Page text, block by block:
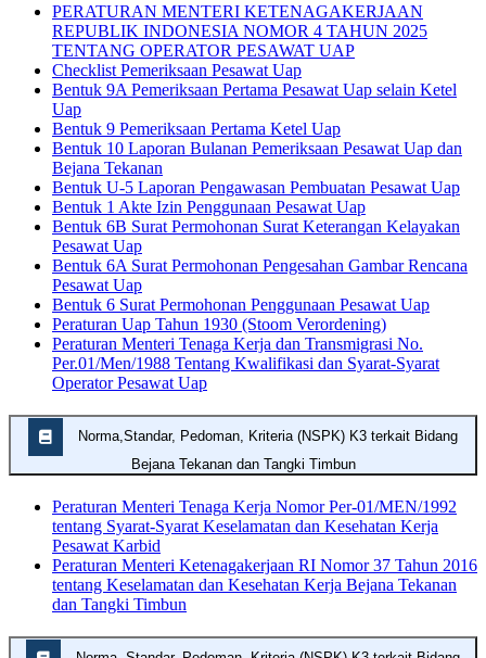
PERATURAN MENTERI KETENAGAKERJAAN
REPUBLIK INDONESIA NOMOR 4 TAHUN 2025
TENTANG OPERATOR PESAWAT UAP
Checklist Pemeriksaan Pesawat Uap
Bentuk 9A Pemeriksaan Pertama Pesawat Uap selain Ketel
Uap
Bentuk 9 Pemeriksaan Pertama Ketel Uap
Bentuk 10 Laporan Bulanan Pemeriksaan Pesawat Uap dan
Bejana Tekanan
Bentuk U-5 Laporan Pengawasan Pembuatan Pesawat Uap
Bentuk 1 Akte Izin Penggunaan Pesawat Uap
Bentuk 6B Surat Permohonan Surat Keterangan Kelayakan
Pesawat Uap
Bentuk 6A Surat Permohonan Pengesahan Gambar Rencana
Pesawat Uap
Bentuk 6 Surat Permohonan Penggunaan Pesawat Uap
Peraturan Uap Tahun 1930 (Stoom Verordening)
Peraturan Menteri Tenaga Kerja dan Transmigrasi No.
Per.01/Men/1988 Tentang Kwalifikasi dan Syarat-Syarat
Operator Pesawat Uap
Bejana Tekanan dan Tangki Timbun
Peraturan Menteri Tenaga Kerja Nomor Per-01/MEN/1992
tentang Syarat-Syarat Keselamatan dan Kesehatan Kerja
Pesawat Karbid
Peraturan Menteri Ketenagakerjaan RI Nomor 37 Tahun 2016
tentang Keselamatan dan Kesehatan Kerja Bejana Tekanan
dan Tangki Timbun